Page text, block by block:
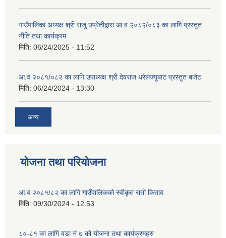
गाउँपालिका अध्यक्ष श्री राजु उप्रेतीद्वारा आ.व २०८२/०८३ का लागि प्रस्तुत
नीति तथा कार्यक्रम
मिति: 06/24/2025 - 11:52
आ.व २०८१/०८२ का लागि उपाध्यक्ष श्री देवराज धरेलज्यूबाट प्रस्तुत बजेट
मिति: 06/24/2024 - 13:30
अन्य
योजना तथा परियोजना
आ.व २०८१/८२ का लागि गाउँपालिकको स्वीकृत रातो किताव
मिति: 09/30/2024 - 12:53
८०-८१ का लागि वडा नं ७ को योजना तथा कार्यक्रमहरु